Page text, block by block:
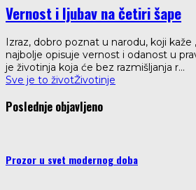
Vernost i ljubav na četiri šape
Izraz, dobro poznat u narodu, koji kaže
najbolje opisuje vernost i odanost u
je životinja koja će bez razmišljanja r...
Sve je to životŽivotinje
Poslednje objavljeno
Prozor u svet modernog doba